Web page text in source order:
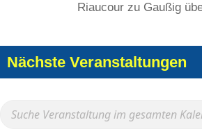
Riaucour zu Gaußig
Nächste Veranstaltungen